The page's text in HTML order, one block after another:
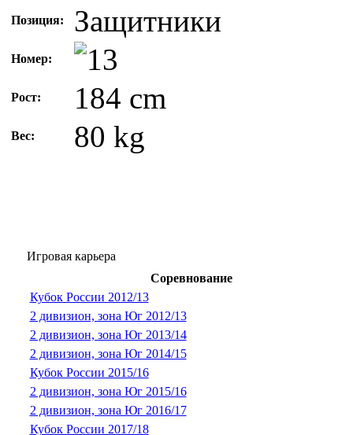
Позиция: Защитники
Номер:
Рост: 184 cm
Вес: 80 kg
Игровая карьера
Соревнование
Кубок России 2012/13
2 дивизион, зона Юг 2012/13
2 дивизион, зона Юг 2013/14
2 дивизион, зона Юг 2014/15
Кубок России 2015/16
2 дивизион, зона Юг 2015/16
2 дивизион, зона Юг 2016/17
Кубок России 2017/18